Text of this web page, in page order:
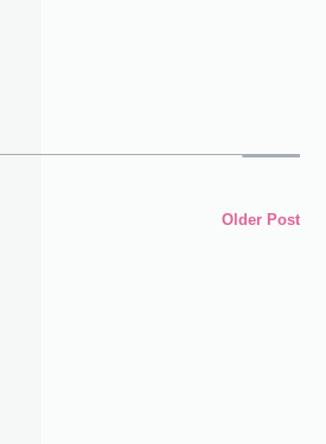
Older Post